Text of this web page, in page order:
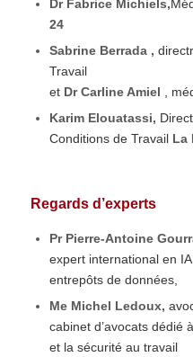
Dr Fabrice Michiels,
24
Sabrine Berrada ,
Travail
etDr Carline Amiel ,
Karim Elouatassi,
Conditions de TravailLa
Regards d’experts
Pr Pierre-Antoine
expert international en
entrepôts de données,
Me Michel Ledoux,
cabinet d’avocats dédié
et la sécurité au travail